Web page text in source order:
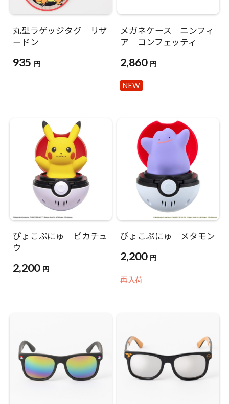
丸型ラゲッジタグ リザ
ードン
935 円
メガネケース ニンフィ
ア コンフェッティ
2,860 円
NEW
ぴょこぷにゅ ピカチュ
ウ
2,200 円
ぴょこぷにゅ メタモン
2,200 円
再入荷